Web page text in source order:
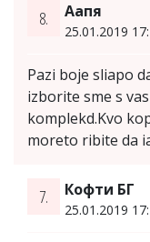
8. Aапя
25.01.2019
Pazi boje sliapo
izborite sme s
komplekd.Kvo
moreto ribite da
7. Кофти БГ
25.01.2019